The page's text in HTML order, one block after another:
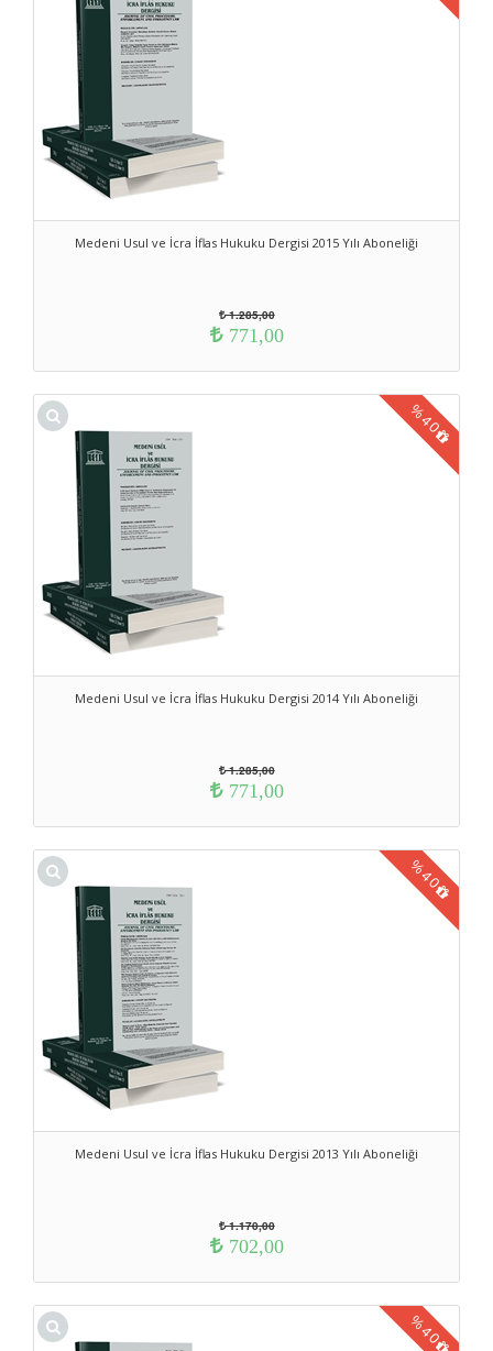
Medeni Usul ve İcra İflas Hukuku Dergisi 2015 Yılı Aboneliği
1.285,00
771,00
Medeni Usul ve İcra İflas Hukuku Dergisi 2014 Yılı Aboneliği
%40
1.285,00
771,00
Medeni Usul ve İcra İflas Hukuku Dergisi 2013 Yılı Aboneliği
%40
1.170,00
702,00
%40